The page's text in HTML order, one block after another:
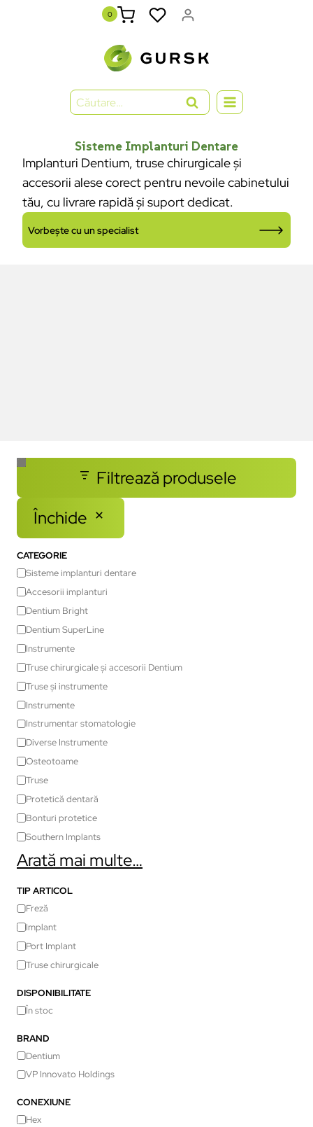
0
Sisteme Implanturi Dentare
Implanturi Dentium, truse chirurgicale și
accesorii alese corect pentru nevoile cabinetului
tău, cu livrare rapidă și suport dedicat.
Vorbește cu un specialist
Filtrează produsele
Închide
CATEGORIE
Sisteme implanturi dentare
Accesorii implanturi
Dentium Bright
Dentium SuperLine
Instrumente
Truse chirurgicale și accesorii Dentium
Truse și instrumente
Instrumente
Instrumentar stomatologie
Diverse Instrumente
Osteotoame
Truse
Protetică dentară
Bonturi protetice
Southern Implants
Arată mai multe…
TIP ARTICOL
Freză
Implant
Port Implant
Truse chirurgicale
DISPONIBILITATE
În stoc
BRAND
Dentium
VP Innovato Holdings
CONEXIUNE
Hex